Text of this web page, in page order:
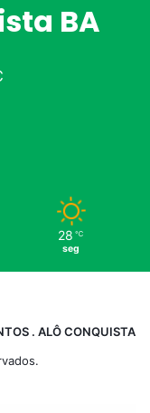
BA
28 ℃
seg
. ALÔ CONQUISTA